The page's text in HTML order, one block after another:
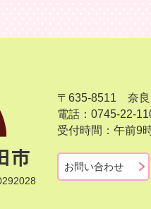
〒635-8511 奈良
電話：0745-22-
受付時間：午前9
お問い合わせ